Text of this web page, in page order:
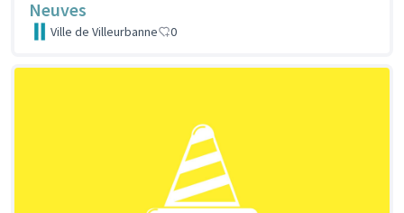
Neuves
Ville de Villeurbanne 0